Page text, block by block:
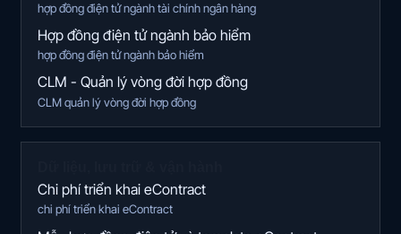
hợp đồng điện tử ngành tài chính ngân hàng
Hợp đồng điện tử ngành bảo hiểm
hợp đồng điện tử ngành bảo hiểm
CLM - Quản lý vòng đời hợp đồng
CLM quản lý vòng đời hợp đồng
Chi phí triển khai eContract
chi phí triển khai eContract